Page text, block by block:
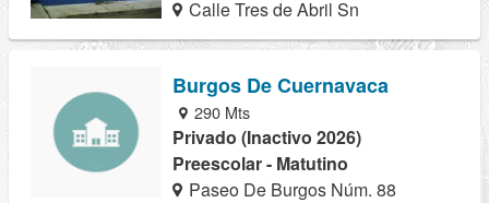
Calle Tres de Abril Sn
Burgos De Cuernavaca
290 Mts
Privado (Inactivo 2026)
Preescolar - Matutino
Paseo De Burgos Núm. 88